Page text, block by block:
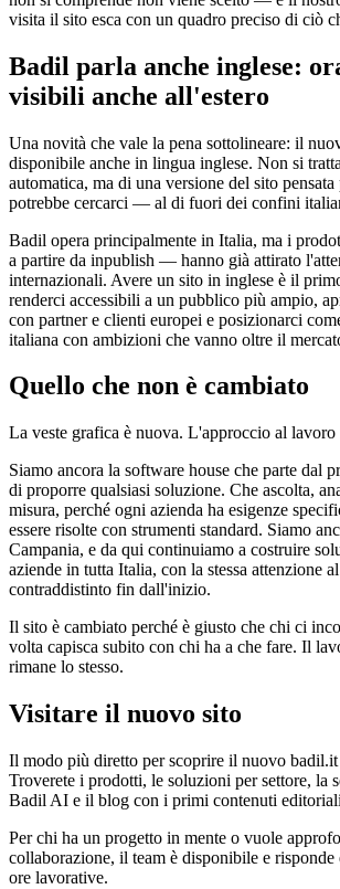
visita il sito esca con un quadro preciso di ciò
Badil parla anche inglese:
visibili anche all'estero
Una novità che vale la pena sottolineare: il
disponibile anche in lingua inglese. Non si
automatica, ma di una versione del sito
potrebbe cercarci — al di fuori dei confini
Badil opera principalmente in Italia, ma i
a partire da inpublish — hanno già attirato
internazionali. Avere un sito in inglese è il
renderci accessibili a un pubblico più ampio,
con partner e clienti europei e posizionarci
italiana con ambizioni che vanno oltre il
Quello che non è cambiato
La veste grafica è nuova. L'approccio al lavoro
Siamo ancora la software house che parte dal
di proporre qualsiasi soluzione. Che ascolta,
misura, perché ogni azienda ha esigenze
essere risolte con strumenti standard. Siamo
Campania, e da qui continuiamo a costruire
aziende in tutta Italia, con la stessa attenzione
contraddistinto fin dall'inizio.
Il sito è cambiato perché è giusto che chi ci
volta capisca subito con chi ha a che fare. Il
rimane lo stesso.
Visitare il nuovo sito
Il modo più diretto per scoprire il nuovo badil.it
Troverete i prodotti, le soluzioni per settore, la
Badil AI e il blog con i primi contenuti
Per chi ha un progetto in mente o vuole
collaborazione, il team è disponibile e
ore lavorative.